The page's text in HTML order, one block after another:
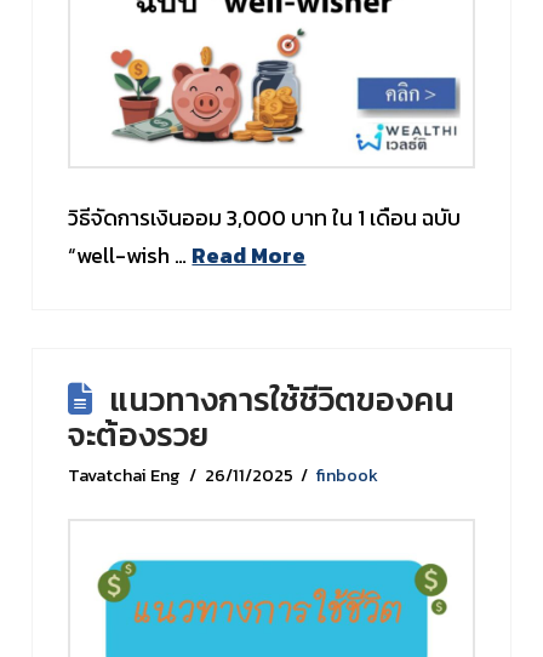
วิธีจัดการเงินออม 3,000 บาท ใน 1 เดือน ฉบับ
“well-wish … Read More
แนวทางการใช้ชีวิตของคน
จะต้องรวย
Tavatchai Eng 26/11/2025 finbook